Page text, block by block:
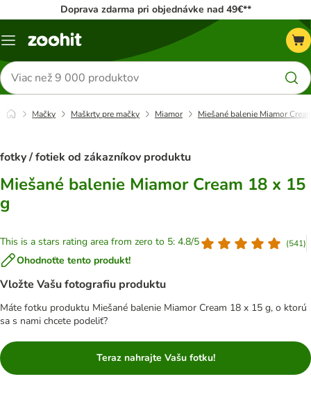
Doprava zdarma pri objednávke nad 49€**
Kategórie
Hľadať
produkty
Mačky Maškrty pre mačky Miamor Miešané balenie Miamor
fotky / fotiek od zákazníkov produktu
Miešané balenie Miamor Cream 18 x 15
g
This is a stars rating area from zero to 5: 4.8/5 (541)
Ohodnoťte tento produkt!
Vložte Vašu fotografiu produktu
Máte fotku produktu Miešané balenie Miamor Cream 18 x 15 g, o ktorú
sa s nami chcete podeliť?
Teraz nahrajte Vašu fotku!